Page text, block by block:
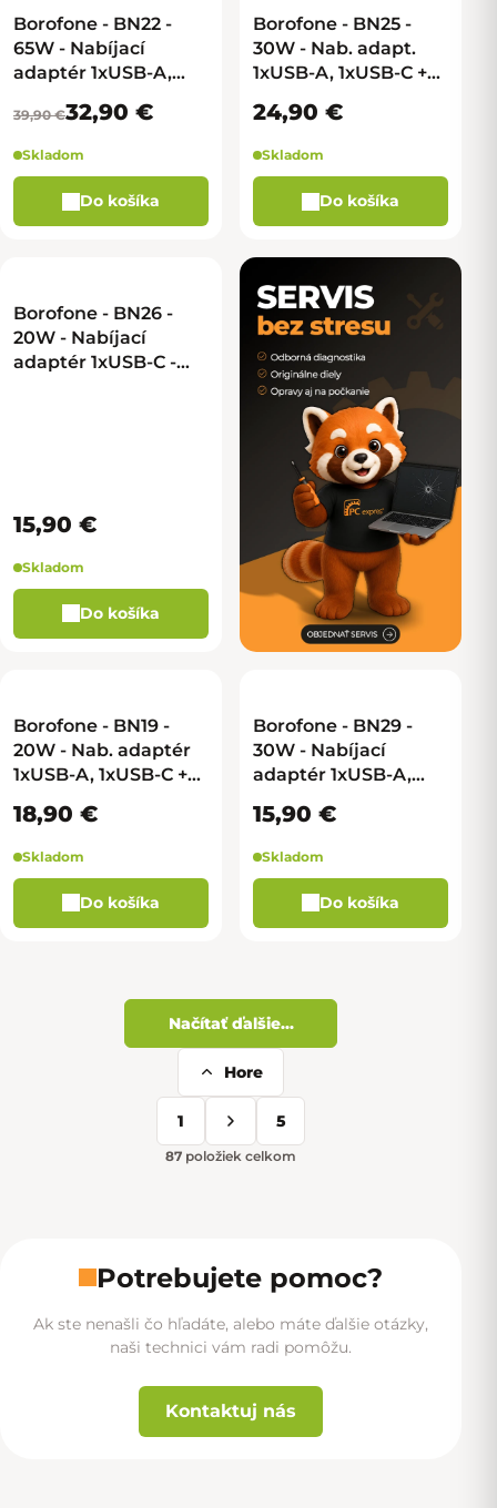
Borofone - BN22 -
65W - Nabíjací
adaptér 1xUSB-A,
39,90 €32,90 €
Skladom
Do košíka
Borofone - BN25 -
30W - Nab. adapt.
1xUSB-A, 1xUSB-C +
Lightning - biela
24,90 €
Skladom
Do košíka
Borofone - BN26 -
20W - Nabíjací
adaptér 1xUSB-C -
15,90 €
Skladom
Do košíka
Borofone - BN19 -
20W - Nab. adaptér
1xUSB-A, 1xUSB-C +
Lightning - čierna
18,90 €
Skladom
Do košíka
Borofone - BN29 -
30W - Nabíjací
adaptér 1xUSB-A,
15,90 €
Skladom
Do košíka
Ovládacie prvky výpisu
Načítať ďalšie...
Stránkovanie
1 5
87 položiek celkom
Hore
Potrebujete pomoc?
Ak ste nenašli čo hľadáte, alebo máte ďalšie otázky,
naši technici vám radi pomôžu.
Kontaktuj nás